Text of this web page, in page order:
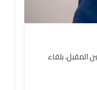
المقبل، بلقاء